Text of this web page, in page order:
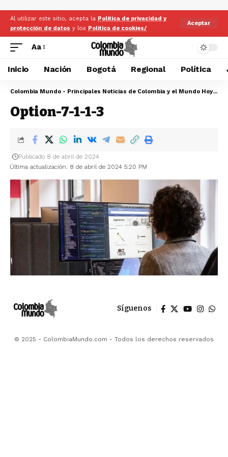
Al utilizar este sitio, acepta la Politica de privacidad y
protección de datos y los Politica de cookies/
Aceptar
Aa
Inicio Nación Bogotá Regional Política
Colombia Mundo - Principales Noticias de Colombia y el Mundo Hoy
>
Option-7-1-1-3
Última actualización: 8 de abril de 2024 5:20 PM
Publicado 8 de abril de 2024
Síguenos
© 2025 - ColombiaMundo.com - Todos los derechos reservados